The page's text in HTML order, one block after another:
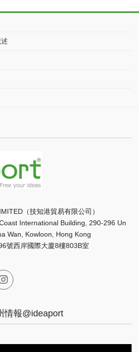
（技知港貿易有限公司）
International Building, 290-296 Un
Wan, Kowloon, Hong Kong
號西岸國際大廈8樓803B室
情報@ideaport